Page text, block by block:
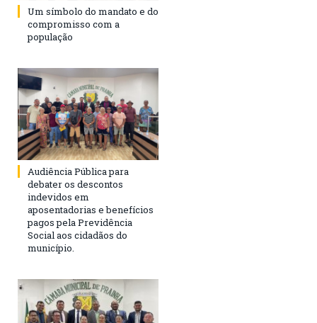
Um símbolo do mandato e do
compromisso com a
população
Audiência Pública para
debater os descontos
indevidos em
aposentadorias e benefícios
pagos pela Previdência
Social aos cidadãos do
município.